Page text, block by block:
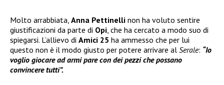
Molto arrabbiata, Anna Pettinelli non ha voluto sentire
giustificazioni da parte di Opi , che ha cercato a modo suo di
spiegarsi. L’allievo di Amici 25 ha ammesso che per lui
questo non è il modo giusto per potere arrivare al Serale: “Io
voglio giocare ad armi pare con dei pezzi che possano
convincere tutti”.